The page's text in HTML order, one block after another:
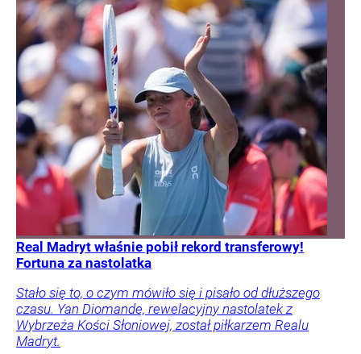
Real Madryt właśnie pobił rekord transferowy!
Fortuna za nastolatka
Stało się to, o czym mówiło się i pisało od dłuższego
czasu. Yan Diomande, rewelacyjny nastolatek z
Wybrzeża Kości Słoniowej, został piłkarzem Realu
Madryt.